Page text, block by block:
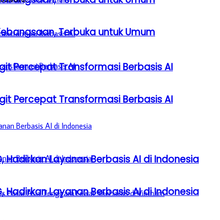
Percepat Transformasi Berbasis AI
Layanan Berbasis AI di Indonesia
Terbuka untuk Umum
Percepat Transformasi Berbasis AI
Layanan Berbasis AI di Indonesia